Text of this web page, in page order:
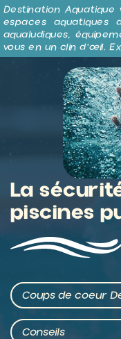
Destination Aquatique
espaces aquatiques
aqualudiques,
vous en un clin d’œil.
La
piscines
Coups de coeur
Conseils
Panneau de gestion